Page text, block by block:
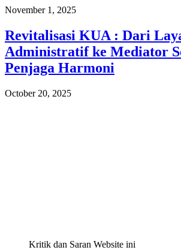
November 1, 2025
Revitalisasi KUA : Dari
Administratif ke Mediator
Penjaga Harmoni
October 20, 2025
Kritik dan Saran Website ini